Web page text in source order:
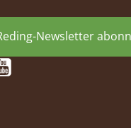
Newsletter